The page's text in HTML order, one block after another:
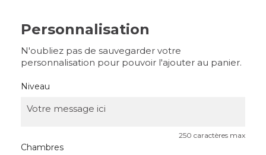
Personnalisation
N'oubliez pas de sauvegarder votre
personnalisation pour pouvoir l'ajouter au panier.
Niveau
250 caractères max
Chambres